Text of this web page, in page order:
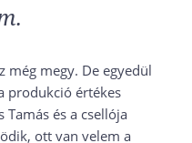
még megy. De egyedül
produkció értékes
Tamás és a csellója
ott van velem a